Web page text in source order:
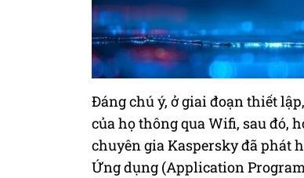
Đáng chú ý, ở giai đoạn thiết
của họ thông qua Wifi, sau đó,
chuyên gia Kaspersky đã phát
Ứng dụng (Application